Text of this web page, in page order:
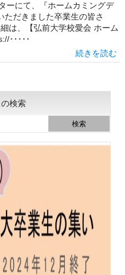
ーにて、『ホームカミングデ
ただきました卒業生の皆さ
は、【弘前大学校愛会 ホーム
･････
続きを読む
の検索